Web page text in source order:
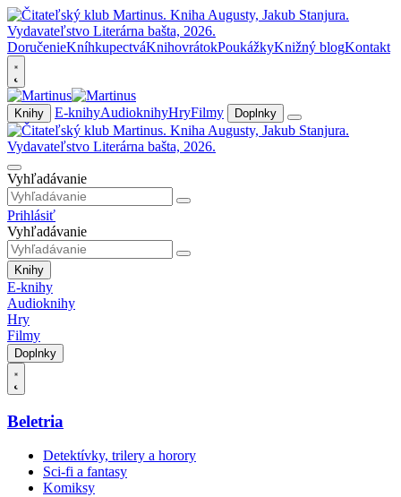
DoručenieKníhkupectváKnihovrátokPoukážkyKnižný blogKontakt
Knihy E-knihyAudioknihyHryFilmy Doplnky
Vyhľadávanie
Prihlásiť
Vyhľadávanie
Knihy
E-knihy
Audioknihy
Hry
Filmy
Doplnky
Beletria
Detektívky, trilery a horory
Sci-fi a fantasy
Komiksy